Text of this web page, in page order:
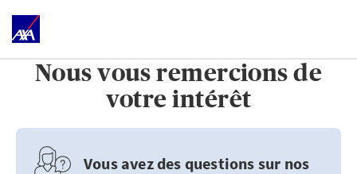
Nous vous remercions de
votre intérêt
Vous avez des questions sur nos